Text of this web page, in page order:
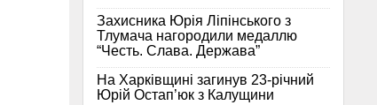
Захисника Юрія Ліпінського з
Тлумача нагородили медаллю
“Честь. Слава. Держава”
На Харківщині загинув 23-річний
Юрій Остап’юк з Калущини